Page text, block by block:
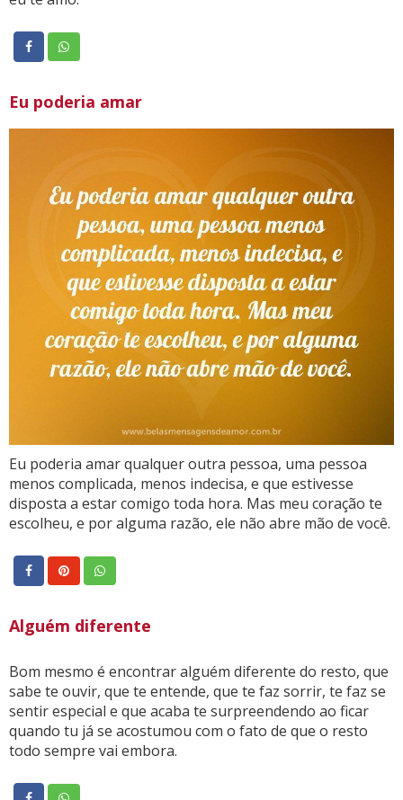
Eu poderia amar
Eu poderia amar qualquer outra pessoa, uma pessoa
menos complicada, menos indecisa, e que estivesse
disposta a estar comigo toda hora. Mas meu coração te
escolheu, e por alguma razão, ele não abre mão de você.
Alguém diferente
Bom mesmo é encontrar alguém diferente do resto, que
sabe te ouvir, que te entende, que te faz sorrir, te faz se
sentir especial e que acaba te surpreendendo ao ficar
quando tu já se acostumou com o fato de que o resto
todo sempre vai embora.